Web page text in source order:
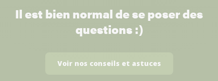
Il est bien normal de se poser des
questions :)
Voir nos conseils et astuces